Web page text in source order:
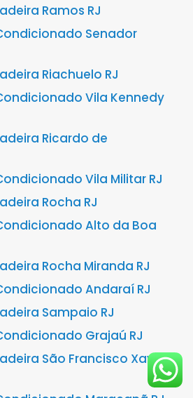
Ramos RJ
Senador
Riachuelo RJ
Vila Kennedy
Ricardo de
Vila Militar RJ
Rocha RJ
Alto da Boa
Rocha Miranda RJ
Andaraí RJ
Sampaio RJ
Grajaú RJ
São Francisco Xavier